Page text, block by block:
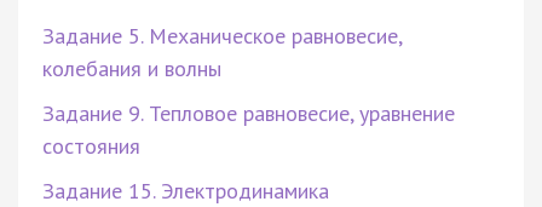
Задание 5. Механическое равновесие,
колебания и волны
Задание 9. Тепловое равновесие, уравнение
состояния
Задание 15. Электродинамика